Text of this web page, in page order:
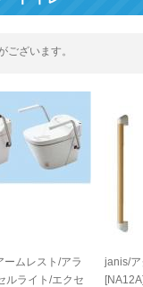
ございます。
ームレスト/アラ
ルライト/エクセ
janis/ア